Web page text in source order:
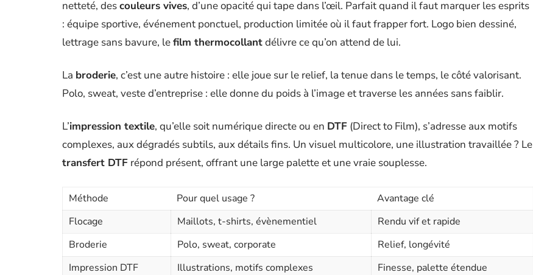
netteté, descouleurs vives, d’une opacité qui tape dans l’œil. Parfait quand il faut marquer les esprits
: équipe sportive, événement ponctuel, production limitée où il faut frapper fort. Logo bien dessiné,
lettrage sans bavure, lefilm thermocollantdélivre ce qu’on attend de lui.
La broderie, c’est une autre histoire : elle joue sur le relief, la tenue dans le temps, le côté valorisant.
Polo, sweat, veste d’entreprise : elle donne du poids à l’image et traverse les années sans faiblir.
L’impression textile, qu’elle soit numérique directe ou en DTF (Direct to Film), s’adresse aux motifs
complexes, aux dégradés subtils, aux détails fins. Un visuel multicolore, une illustration travaillée ? Le
transfert DTF répond présent, offrant une large palette et une vraie souplesse.
Méthode Pour quel usage ?
Avantage clé
Flocage
Maillots, t-shirts, évènementiel
Rendu vif et rapide
Broderie
Polo, sweat, corporate
Relief, longévité
Impression DTF
Illustrations, motifs complexes Finesse, palette étendue